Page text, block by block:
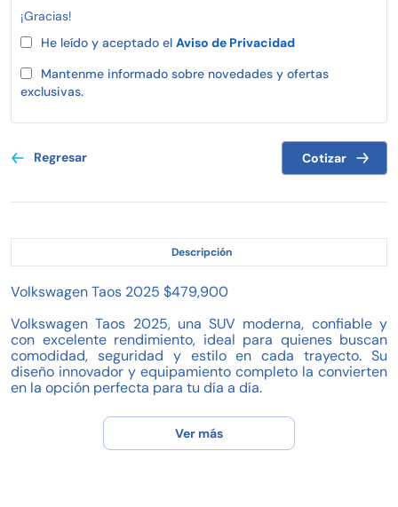
¡Gracias!
He leído y aceptado el Aviso de Privacidad
Mantenme informado sobre novedades y ofertas
exclusivas.
Regresar Cotizar
Descripción
Volkswagen Taos 2025 $479,900
Volkswagen Taos 2025, una SUV moderna, confiable y
con excelente rendimiento, ideal para quienes buscan
comodidad, seguridad y estilo en cada trayecto. Su
diseño innovador y equipamiento completo la convierten
en la opción perfecta para tu día a día.
Características destacadas:
- Modelo: Taos
Ver más